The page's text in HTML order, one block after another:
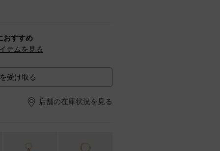
おすすめ
テムを見る
受け取る
店舗の在庫状況を見る